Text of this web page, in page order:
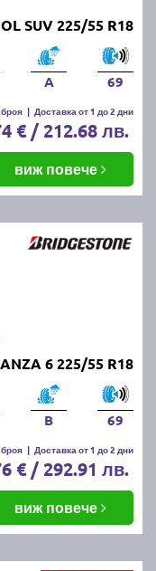
SUV 225/55 R18
A 69
| Доставка от 1 до 2 дни
€ / 212.68 лв.
виж повече
6 225/55 R18
B 69
| Доставка от 1 до 2 дни
€ / 292.91 лв.
виж повече